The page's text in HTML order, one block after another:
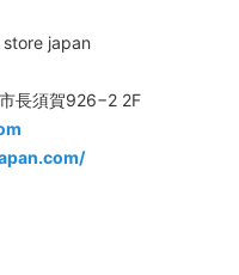
store japan
長須賀926−2 2F